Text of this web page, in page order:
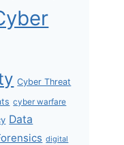
Cyber Threat
cyber warfare
Data
digital